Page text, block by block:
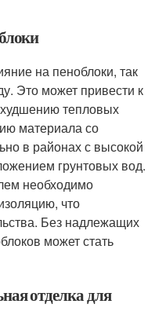
на пеноблоки, так
Это может привести к
тепловых
материала со
в районах с высокой
грунтовых вод.
необходимо
что
Без надлежащих
может стать
отделка для